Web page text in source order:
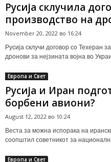
Русија склучила
производство на
November 20, 2022 во 16:24
Русија склучи договор со Техеран
дронови за нејзината војна во
Европа и Свет
Русија и Иран
борбени авиони?
August 12, 2022 во 10:24
Веста за можна испорака на
соопштил советникот за
Европа и Свет